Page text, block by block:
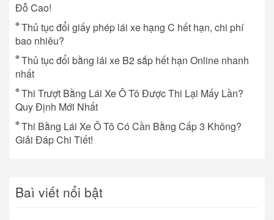
Đỗ Cao!
Thủ tục đổi giấy phép lái xe hạng C hết hạn, chi phí
bao nhiêu?
Thủ tục đổi bằng lái xe B2 sắp hết hạn Online nhanh
nhất
Thi Trượt Bằng Lái Xe Ô Tô Được Thi Lại Mấy Lần?
Quy Định Mới Nhất
Thi Bằng Lái Xe Ô Tô Có Cần Bằng Cấp 3 Không?
Giải Đáp Chi Tiết!
Baì viết nổi bật